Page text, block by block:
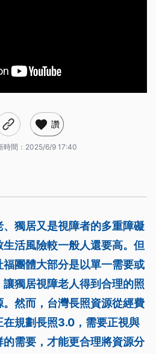
讚
時間： 2025/6/9 17:40
獨居又是視障者的多重障礙
活風險較一般人還要高。但
團體大部分是以單一需要或
獨居視障老人得到合理的照
然而，台灣長照資源從經費
規劃長照3.0，需要正視與
的需要，才能更合理將資源分